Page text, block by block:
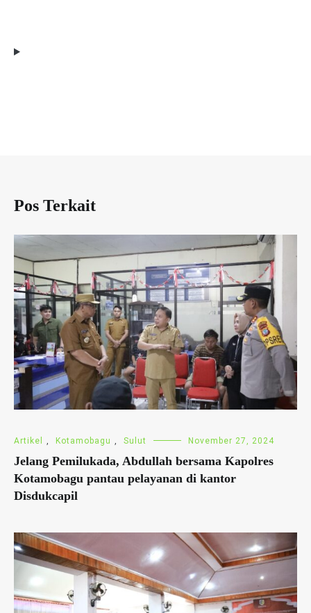
Pos Terkait
Artikel Kotamobagu Sulut November 27, 2024
Jelang Pemilukada, Abdullah bersama Kapolres
Kotamobagu pantau pelayanan di kantor
Disdukcapil